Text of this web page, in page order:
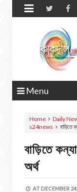

Menu
Home Daily
s24news
বাড়িতে
বাড়িতে
অর্থ
AT DECEMBER